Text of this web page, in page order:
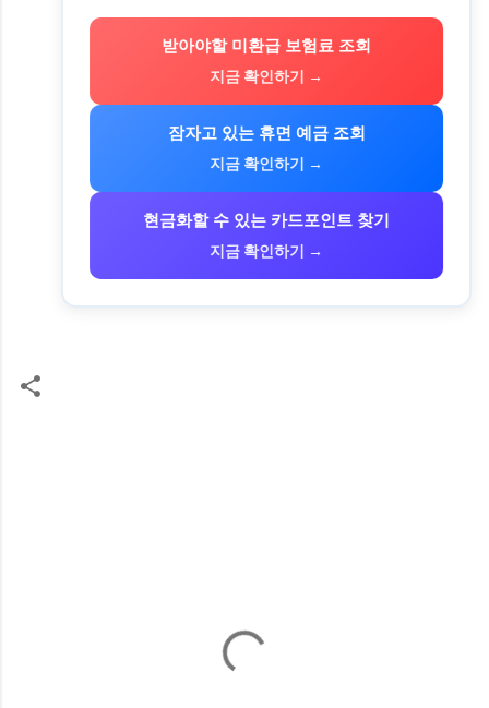
받아야할 미환급 보험료 조회
지금 확인하기 →
잠자고 있는 휴면 예금 조회
지금 확인하기 →
현금화할 수 있는 카드포인트 찾기
지금 확인하기 →